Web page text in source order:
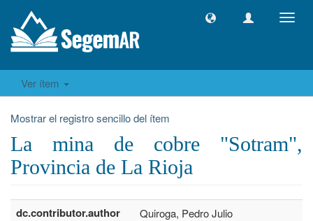
Ver ítem
Mostrar el registro sencillo del ítem
La mina de cobre "Sotram",
Provincia de La Rioja
dc.contributor.author Quiroga, Pedro Julio